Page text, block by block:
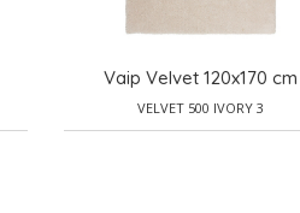
Vaip Velvet 120x170 cm
VELVET 500 IVORY 3